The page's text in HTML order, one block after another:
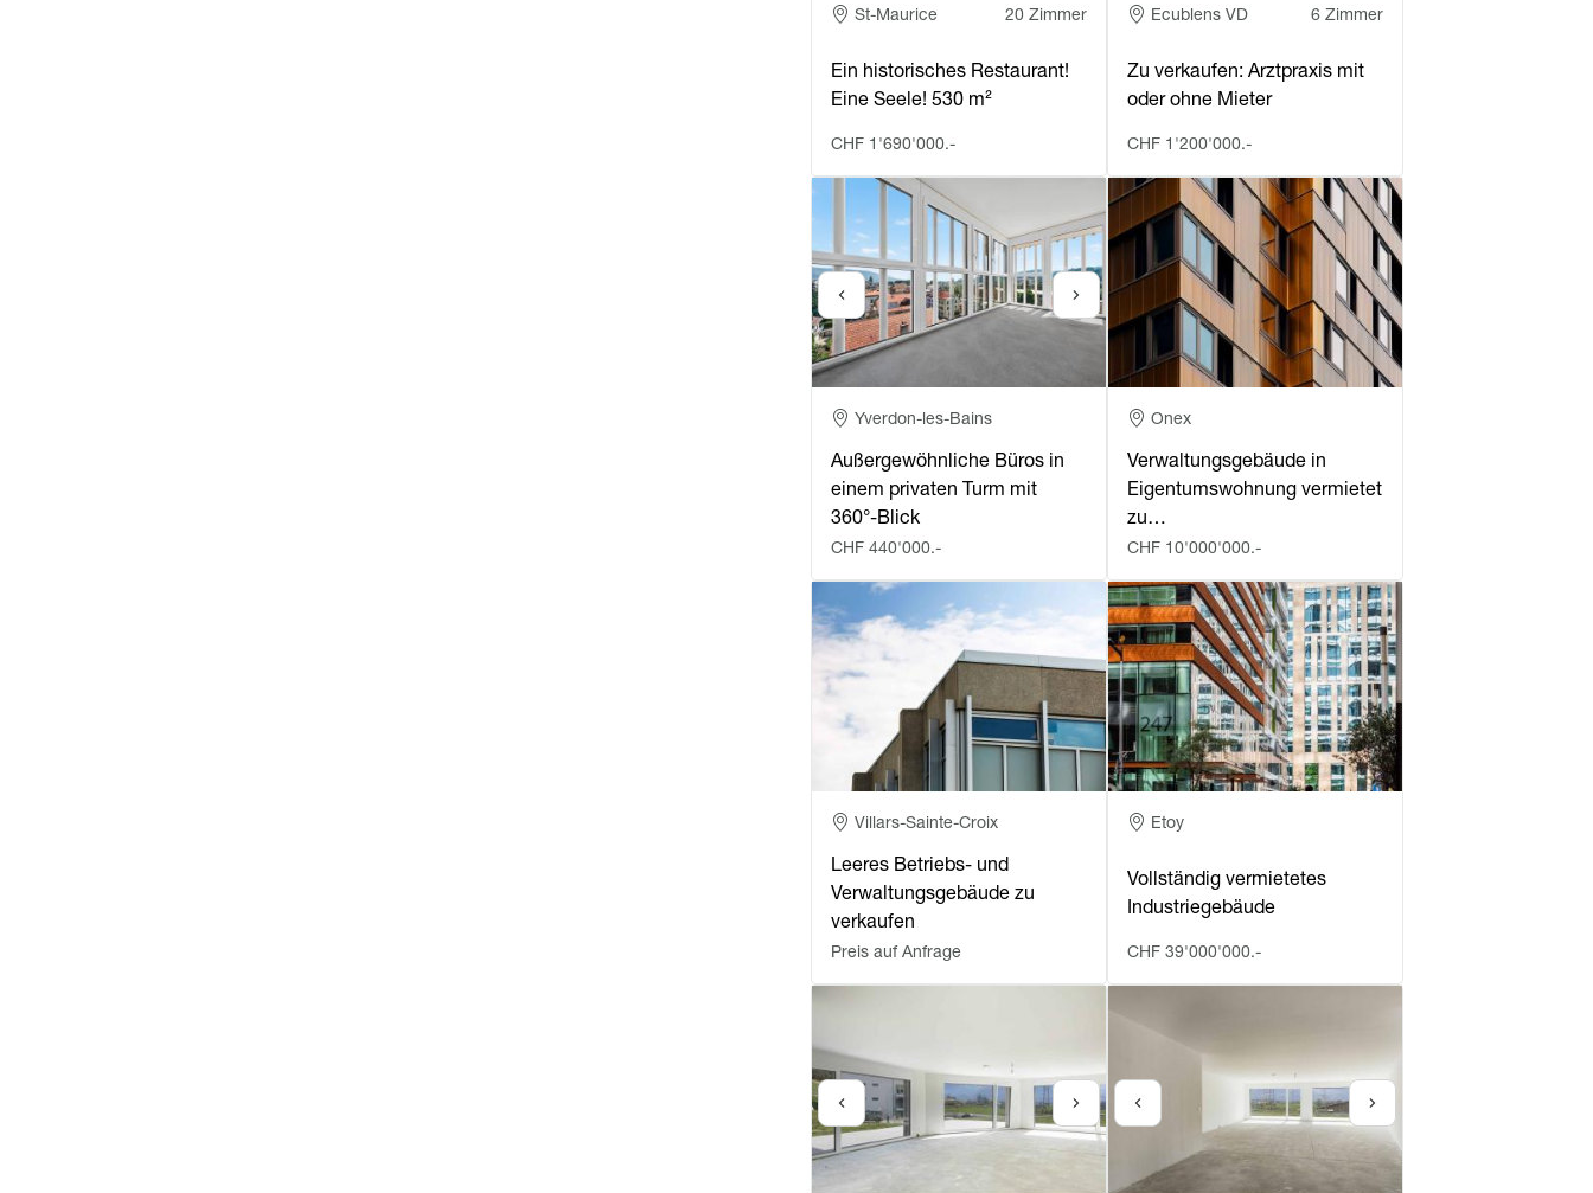
Adresse
St-Maurice 20 Zimmer
Ein historisches Restaurant!
Eine Seele! 530 m²
CHF 1'690'000.-
Adresse
Ecublens VD 6 Zimmer
Zu verkaufen: Arztpraxis mit
oder ohne Mieter
CHF 1'200'000.-
Adresse
Yverdon-les-Bains
Außergewöhnliche Büros in
einem privaten Turm mit
360°-Blick
CHF 440'000.-
Adresse
Onex
Verwaltungsgebäude in
Eigentumswohnung vermietet
zu…
CHF 10'000'000.-
Adresse
Villars-Sainte-Croix
Leeres Betriebs- und
Verwaltungsgebäude zu
verkaufen
Preis auf Anfrage
Adresse
Etoy
Vollständig vermietetes
Industriegebäude
CHF 39'000'000.-